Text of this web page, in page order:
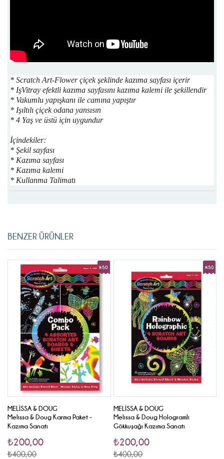
* Scratch Art-Flower çiçek şeklinde kazıma sayfası içerir
* IşVitray efektli kazıma sayfasını kazıma kalemi ile şekillendir
* Vakumlu yapışkanı ile camına yapıştır
* Işıltılı çiçek odana yansısın
* 4 Yaş ve üstü için uygundur
İçindekiler:
* Şekil sayfası
* Kazıma sayfası
* Kazıma kalemi
* Kullanma Talimatı
BENZER ÜRÜNLER
MELISSA & DOUG
Melissa & Doug Karma Paket -
Kazıma Sanatı
₺200,00
₺400,00
%50
İndirim
MELISSA & DOUG
Melissa & Doug Hologramli
Gökkuşağı Kazıma Sanatı
₺200,00
₺400,00
%50